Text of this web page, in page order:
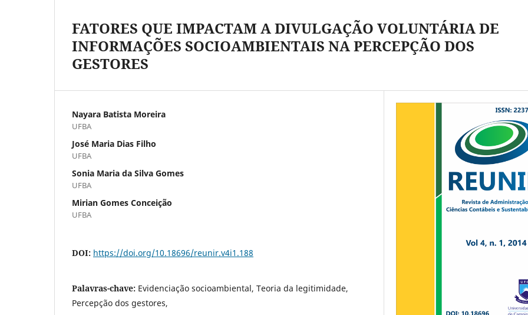
FATORES QUE IMPACTAM A DIVULGAÇÃO VOLUNTÁRIA DE
INFORMAÇÕES SOCIOAMBIENTAIS NA PERCEPÇÃO DOS
GESTORES
Nayara Batista Moreira
UFBA
José Maria Dias Filho
UFBA
Sonia Maria da Silva Gomes
UFBA
Mirian Gomes Conceição
UFBA
DOI: https://doi.org/10.18696/reunir.v4i1.188
Palavras-chave: Evidenciação socioambiental, Teoria da legitimidade,
Percepção dos gestores,